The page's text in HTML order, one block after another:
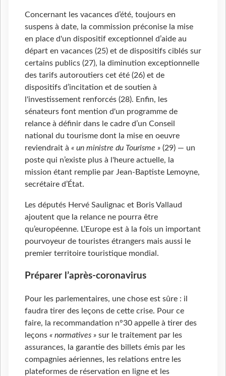
Concernant les vacances d’été, toujours en
suspens à date, la commission préconise la mise
en place d'un dispositif exceptionnel d’aide au
départ en vacances (25) et de dispositifs ciblés sur
certains publics (27), la diminution exceptionnelle
des tarifs autoroutiers cet été (26) et de
dispositifs d’incitation et de soutien à
l'investissement renforcés (28). Enfin, les
sénateurs font mention d'un programme de
relance à définir dans le cadre d’un Conseil
national du tourisme dont la mise en oeuvre
reviendrait à « un ministre du Tourisme » (29) — un
poste qui n’existe plus à l'heure actuelle, la
mission étant remplie par Jean-Baptiste Lemoyne,
secrétaire d’État.
Les députés Hervé Saulignac et Boris Vallaud
ajoutent que la relance ne pourra être
qu’européenne. L’Europe est à la fois un important
pourvoyeur de touristes étrangers mais aussi le
premier territoire touristique mondial.
Préparer l’après-coronavirus
Pour les parlementaires, une chose est sûre : il
faudra tirer des leçons de cette crise. Pour ce
faire, la recommandation n°30 appelle à tirer des
leçons « normatives » sur le traitement par les
assurances, la garantie des billets émis par les
compagnies aériennes, les relations entre les
plateformes de réservation en ligne et les